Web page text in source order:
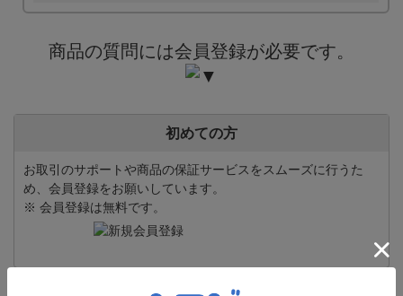
商品の質問には会員登録が必要です。
初めての方
お取引のサポートや商品の保証サービスをスムーズに行うた
め、会員登録をお願いしています。
※ 会員登録は無料です。